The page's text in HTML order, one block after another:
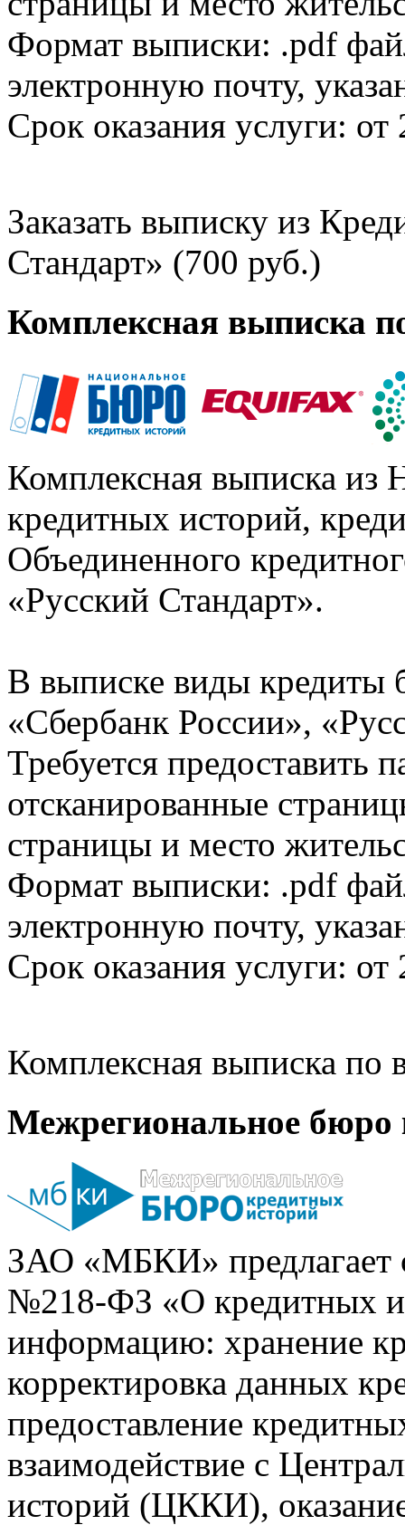
Формат выписки: .pdf
электронную почту,
Срок оказания услуги: от
Заказать выписку из
Стандарт» (700 руб.)
Комплексная выписка
Комплексная выписка из
кредитных историй,
Объединенного
«Русский Стандарт».
В выписке виды кредиты
«Сбербанк России»,
Требуется предоставить
отсканированные
страницы и место
Формат выписки: .pdf
электронную почту,
Срок оказания услуги: от
Комплексная выписка
Межрегиональное бюро
ЗАО «МБКИ» предлагает
№218-ФЗ «О кредитных
информацию: хранение
корректировка данных
предоставление
взаимодействие с
историй (ЦККИ),